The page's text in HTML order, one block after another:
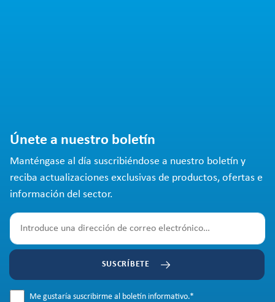
Únete a nuestro boletín
Manténgase al día suscribiéndose a nuestro boletín y
reciba actualizaciones exclusivas de productos, ofertas e
información del sector.
SUSCRÍBETE
Me gustaría suscribirme al boletín informativo.*